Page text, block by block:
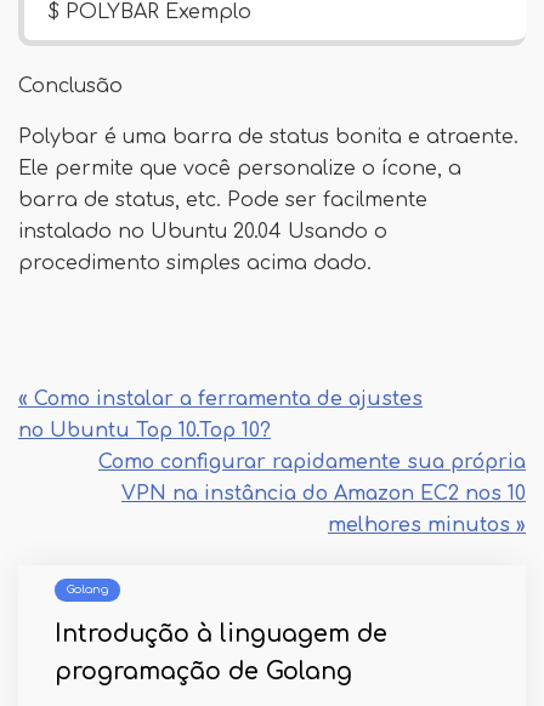
$ POLYBAR Exemplo
Conclusão
Polybar é uma barra de status bonita e atraente.
Ele permite que você personalize o ícone, a
barra de status, etc. Pode ser facilmente
instalado no Ubuntu 20.04 Usando o
procedimento simples acima dado.
« Como instalar a ferramenta de ajustes
no Ubuntu Top 10.Top 10?
Como configurar rapidamente sua própria
VPN na instância do Amazon EC2 nos 10
melhores minutos »
Golang
Introdução à linguagem de
programação de Golang